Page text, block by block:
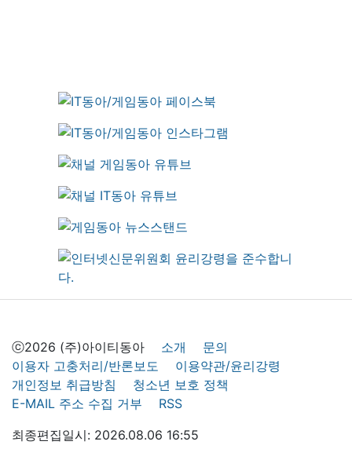
ⓒ2026 (주)아이티동아 소개
문의
이용자 고충처리/반론보도
이용약관/윤리강령
개인정보 취급방침
청소년 보호 정책
E-MAIL 주소 수집 거부
RSS
최종편집일시: 2026.08.06 16:55